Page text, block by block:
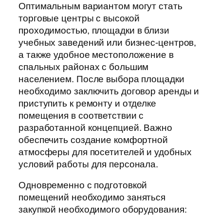
Оптимальным вариантом могут стать
торговые центры с высокой
проходимостью, площадки в близи
учебных заведений или бизнес-центров,
а также удобное местоположение в
спальных районах с большим
населением. После выбора площадки
необходимо заключить договор аренды и
приступить к ремонту и отделке
помещения в соответствии с
разработанной концепцией. Важно
обеспечить создание комфортной
атмосферы для посетителей и удобных
условий работы для персонала.
Одновременно с подготовкой
помещений необходимо заняться
закупкой необходимого оборудования: